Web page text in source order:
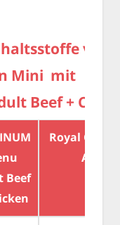
von
Mini mit
Beef +
Beef
Royal
Adult